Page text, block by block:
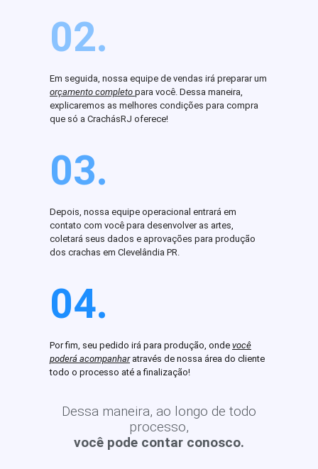
02.
Em seguida, nossa equipe de vendas irá preparar um
orçamento completo para você. Dessa maneira,
explicaremos as melhores condições para compra
que só a CrachásRJ oferece!
03.
Depois, nossa equipe operacional entrará em
contato com você para desenvolver as artes,
coletará seus dados e aprovações para produção
dos crachas em Clevelândia PR.
04.
Por fim, seu pedido irá para produção, onde você
poderá acompanharatravés de nossa área do cliente
todo o processo até a finalização!
Dessa maneira, ao longo de todo
processo,
você pode contar conosco.